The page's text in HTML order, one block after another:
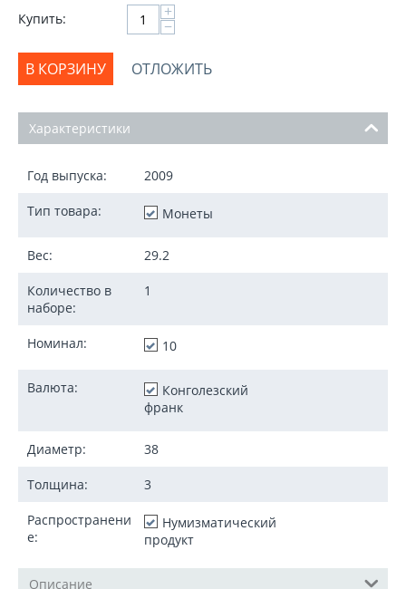
Купить:
+
−
В КОРЗИНУ ОТЛОЖИТЬ
Характеристики
Год выпуска: 2009
Тип товара: Монеты
Вес: 29.2
Количество в
наборе:
1
Номинал: 10
Валюта:
Конголезский
франк
Диаметр: 38
Толщина: 3
Распространени
е:
Нумизматический
продукт
Описание